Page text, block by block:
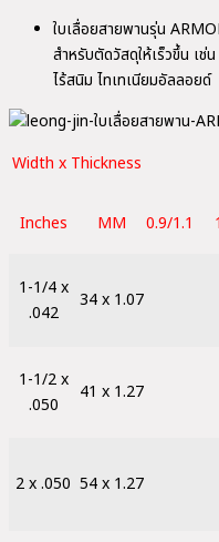
ใบเลื่อยสายพานรุ่น
สำหรับตัดวัสดุให้เร็วขึ้น เช่
ไร้สนิม ไทเทเนียมอัลลอยด์
Width x Thickness
Inches MM 0.9/1.1
1-1/4 x
.042
34 x 1.07
1-1/2 x
.050
41 x 1.27
2 x .050 54 x 1.27